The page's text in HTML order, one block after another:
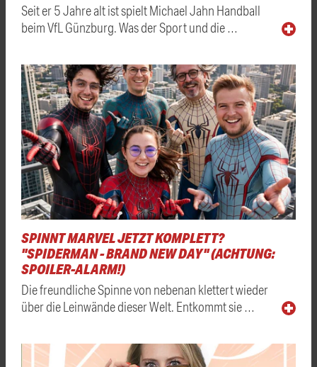
Seit er 5 Jahre alt ist spielt Michael Jahn Handball
beim VfL Günzburg. Was der Sport und die …
SPINNT MARVEL JETZT KOMPLETT?
"SPIDERMAN - BRAND NEW DAY" (ACHTUNG:
SPOILER-ALARM!)
Die freundliche Spinne von nebenan klettert wieder
über die Leinwände dieser Welt. Entkommt sie …